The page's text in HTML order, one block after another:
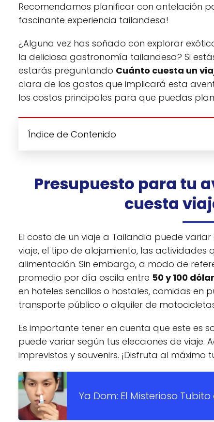
Recomendamos planificar con antelación
fascinante experiencia tailandesa!
¿Alguna vez has soñado con explorar
la deliciosa gastronomía tailandesa? Si
estarás preguntando Cuánto cuesta un
clara de los gastos que implicará esta
los costos principales para que puedas
Índice de Contenido
Presupuesto para tu
cuesta
El costo de un viaje a Tailandia puede
viaje, el tipo de alojamiento, las actividades
alimentación. Sin embargo, a modo de
promedio por día oscila entre 50 y 100
en hoteles sencillos o hostales, comidas en
transporte público o alquiler de
Es importante tener en cuenta que este es
puede variar según tus elecciones de viaje.
imprevistos y souvenirs. ¡Disfruta al
Ya Dom: El Misterioso